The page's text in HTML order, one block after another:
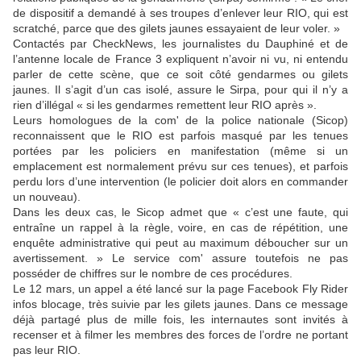
de dispositif a demandé à ses troupes d’enlever leur RIO, qui est
scratché, parce que des gilets jaunes essayaient de leur voler. »
Contactés par CheckNews, les journalistes du Dauphiné et de
l’antenne locale de France 3 expliquent n’avoir ni vu, ni entendu
parler de cette scène, que ce soit côté gendarmes ou gilets
jaunes. Il s’agit d’un cas isolé, assure le Sirpa, pour qui il n’y a
rien d’illégal « si les gendarmes remettent leur RIO après ».
Leurs homologues de la com' de la police nationale (Sicop)
reconnaissent que le RIO est parfois masqué par les tenues
portées par les policiers en manifestation (même si un
emplacement est normalement prévu sur ces tenues), et parfois
perdu lors d’une intervention (le policier doit alors en commander
un nouveau).
Dans les deux cas, le Sicop admet que « c’est une faute, qui
entraîne un rappel à la règle, voire, en cas de répétition, une
enquête administrative qui peut au maximum déboucher sur un
avertissement. » Le service com' assure toutefois ne pas
posséder de chiffres sur le nombre de ces procédures.
Le 12 mars, un appel a été lancé sur la page Facebook Fly Rider
infos blocage, très suivie par les gilets jaunes. Dans ce message
déjà partagé plus de mille fois, les internautes sont invités à
recenser et à filmer les membres des forces de l’ordre ne portant
pas leur RIO.